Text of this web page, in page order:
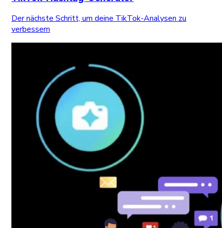
Der nächste Schritt, um deine TikTok-Analysen zu
verbessern